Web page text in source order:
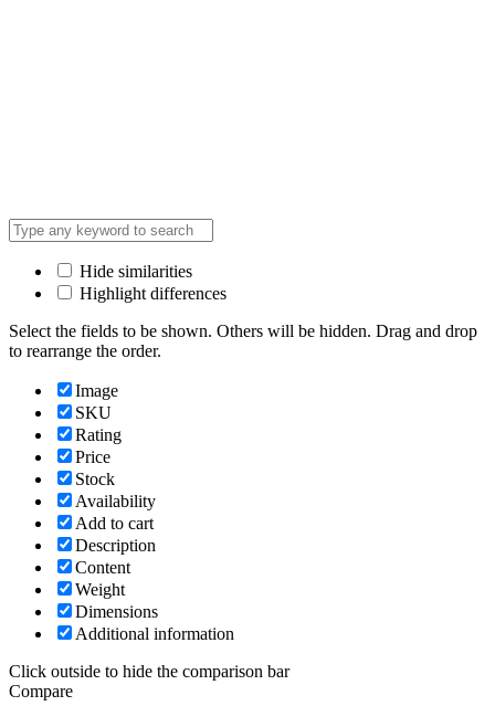
Hide similarities
Highlight differences
Select the fields to be shown. Others will be hidden. Drag and drop
to rearrange the order.
Image
SKU
Rating
Price
Stock
Availability
Add to cart
Description
Content
Weight
Dimensions
Additional information
Click outside to hide the comparison bar
Compare